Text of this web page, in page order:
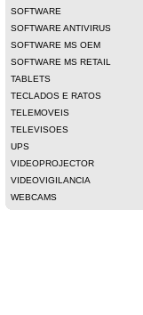
SOFTWARE
SOFTWARE ANTIVIRUS
SOFTWARE MS OEM
SOFTWARE MS RETAIL
TABLETS
TECLADOS E RATOS
TELEMOVEIS
TELEVISOES
UPS
VIDEOPROJECTOR
VIDEOVIGILANCIA
WEBCAMS